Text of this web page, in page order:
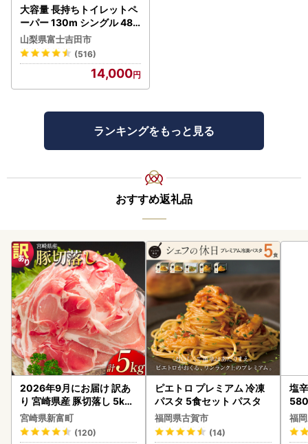
大容量 長持ちトイレットペ
ーパー 130m シングル 48R
芯なし 3倍巻 トイレット
山梨県富士吉田市
(516)
14,000
ランキングをもっと見る
おすすめ返礼品
2026年9月にお届け 訳あ
り 宮崎県産 豚切落し 5kg
C325-2506-2609
宮崎県新富町
(120)
ピエトロ プレミアム 冷凍
パスタ 5食セット パスタ
福岡県古賀市
(14)
塩
福